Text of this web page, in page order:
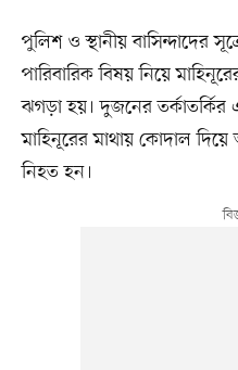
পুলিশ ও স্থানীয় বাসিন্দাদের
পারিবারিক বিষয় নিয়ে
ঝগড়া হয়। দুজনের
মাহিনূরের মাথায় কোদাল
নিহত হন।